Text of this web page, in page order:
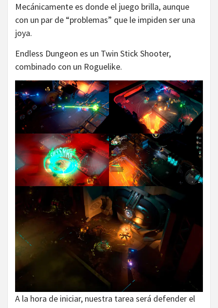
Mecánicamente es donde el juego brilla, aunque
con un par de “problemas” que le impiden ser una
joya.
Endless Dungeon es un Twin Stick Shooter,
combinado con un Roguelike.
A la hora de iniciar, nuestra tarea será defender el